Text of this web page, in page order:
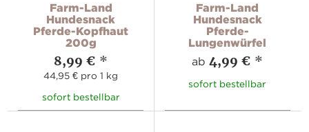
Farm-Land
Hundesnack
Pferde-Kopfhaut
200g
8,99 € *
44,95 € pro 1 kg
sofort bestellbar
Farm-Land
Hundesnack
Pferde-
Lungenwürfel
ab 4,99 € *
sofort bestellbar